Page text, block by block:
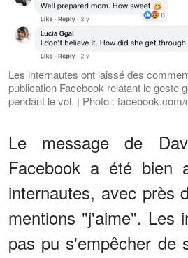
Les internautes ont laissé des
publication Facebook relatant le geste
pendant le vol. | Photo :
Le message de
Facebook a été bien
internautes, avec près
mentions "j'aime". Les
pas pu s'empêcher de